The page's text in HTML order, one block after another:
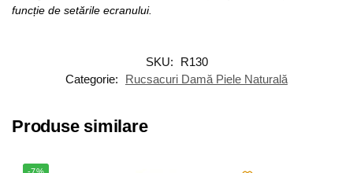
funcție de setările ecranului.
SKU:
R130
Categorie:
Rucsacuri Damă Piele Naturală
Produse similare